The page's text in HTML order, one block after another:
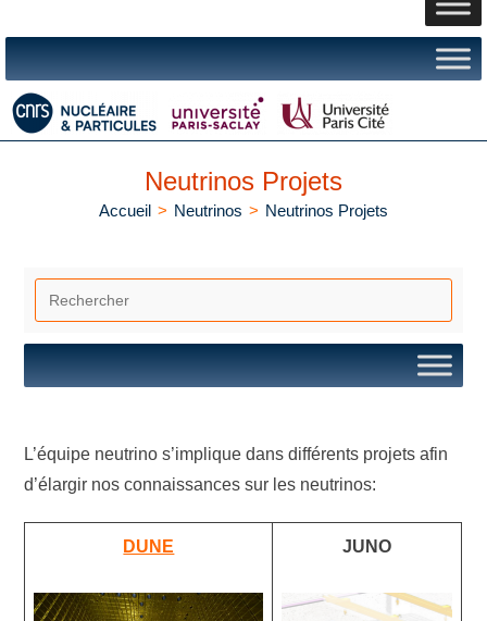
Neutrinos Projets
Accueil > Neutrinos > Neutrinos Projets
L’équipe neutrino s’implique dans différents projets afin
d’élargir nos connaissances sur les neutrinos:
DUNE JUNO